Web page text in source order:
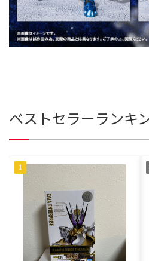
ベストセラーランキ